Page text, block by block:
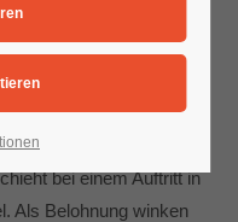
stellen. Nach
und Urkunden.
die
bei einem Auftritt in
Als Belohnung winken